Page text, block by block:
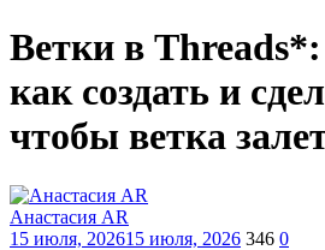
Ветки в Threads*:
как создать и
чтобы ветка
Анастасия AR
15 июля, 202615 июля, 2026 346 0